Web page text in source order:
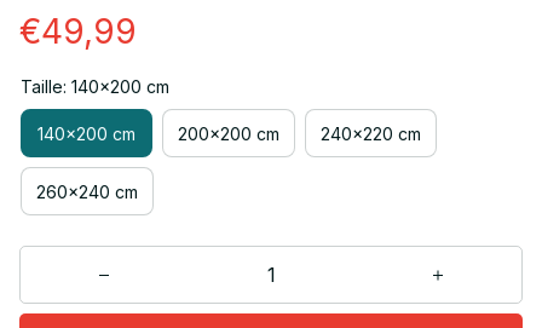
€49,99
Taille: 140x200 cm
140x200 cm 200x200 cm 240x220 cm
260x240 cm